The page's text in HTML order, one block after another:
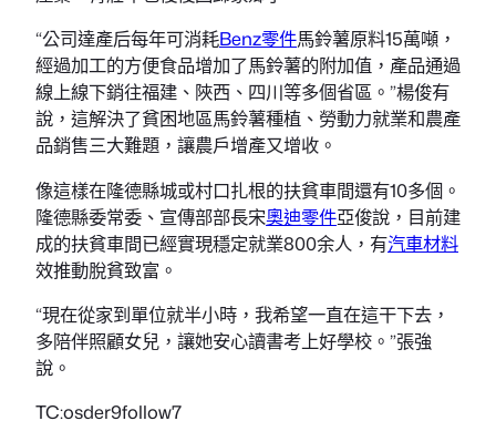
“公司達產后每年可消耗Benz零件馬鈴薯原料15萬噸，
經過加工的方便食品增加了馬鈴薯的附加值，產品通過
線上線下銷往福建、陜西、四川等多個省區。”楊俊有
說，這解決了貧困地區馬鈴薯種植、勞動力就業和農產
品銷售三大難題，讓農戶增產又增收。
像這樣在隆德縣城或村口扎根的扶貧車間還有10多個。
隆德縣委常委、宣傳部部長宋奧迪零件亞俊說，目前建
成的扶貧車間已經實現穩定就業800余人，有汽車材料
效推動脫貧致富。
“現在從家到單位就半小時，我希望一直在這干下去，
多陪伴照顧女兒，讓她安心讀書考上好學校。”張強
說。
TC:osder9follow7